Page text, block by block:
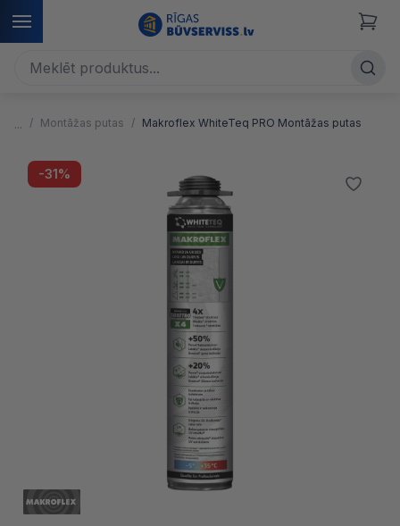
Montāžas putas Makroflex WhiteTeq PRO Montāžas putas
-31%